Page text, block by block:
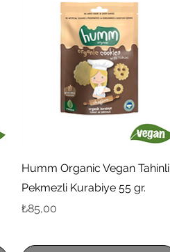
Hızlı Bakış
Humm Organic Vegan Tahinli
Pekmezli Kurabiye 55 gr.
Fiyat
₺85,00